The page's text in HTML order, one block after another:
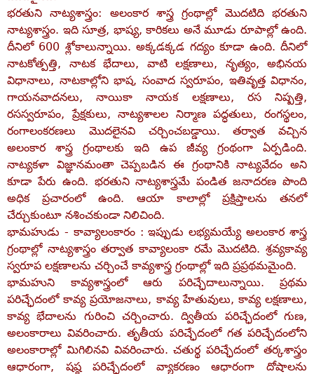
భరతుని నాట్యశాస్త్రం: అలంకార శాస్త్ర గ్రంథాల్లో మొదటిది భరతుని
నాట్యశాస్త్రం. ఇది సూత్ర, భాష్య, కారికలు అనే మూడు రూపాల్లో ఉంది.
దీనిలో 600 శ్లోకాలున్నాయి. అక్కడక్కడ గద్యం కూడా ఉంది. దీనిలో
నాటకోత్పత్తి, నాటక భేదాలు, వాటి లక్షణాలు, నృత్యం, అభినయ
విధానాలు, నాటకాల్లోని భాష, సంవాద స్వరూపం, ఇతివృత్త విధానం,
గాయనవాదనలు, నాయికా నాయక లక్షణాలు, రస నిష్పత్తి,
రసస్వరూపం, ప్రేక్షకులు, నాట్యశాలల నిర్మాణ పద్ధతులు, రంగస్థలం,
రంగాలంకరణలు మొదలైనవి చర్చించబడ్డాయి. తర్వాత వచ్చిన
అలంకార శాస్త్ర గ్రంథాలకు ఇది ఉప జీవ్య గ్రంథంగా ఏర్పడింది.
నాట్యకళా విజ్ఞానమంతా చెప్పబడిన ఈ గ్రంథానికి నాట్యవేదం అని
కూడా పేరు ఉంది. భరతుని నాట్యశాస్త్రమే పండిత జనాదరణ పొంది
అధిక ప్రచారంలో ఉంది. ఆయా కాలాల్లో ప్రక్షిప్తాలను తనలో
చేర్చుకుంటూ నశించకుండా నిలిచింది.
భామహుడు - కావ్యాలంకారం : ఇప్పుడు లభ్యమయ్యే అలంకార శాస్త్ర
గ్రంథాల్లో నాట్యశాస్త్రం తర్వాత కావ్యాలంకా రమే మొదటిది. శ్రవ్యకావ్య
స్వరూప లక్షణాలను చర్చించే కావ్యశాస్త్ర గ్రంథాల్లో ఇది ప్రప్రథమమైంది.
భామహుని కావ్యశాస్త్రంలో ఆరు పరిచ్ఛేదాలున్నాయి. ప్రథమ
పరిచ్ఛేదంలో కావ్య ప్రయోజనాలు, కావ్య హేతువులు, కావ్య లక్షణాలు,
కావ్య భేదాలను గురించి చర్చించారు. ద్వితీయ పరిచ్ఛేదంలో గుణ,
అలంకారాలు వివరించారు. తృతీయ పరిచ్ఛేదంలో గత పరిచ్ఛేదంలోని
అలంకారాల్లో మిగిలినవి వివరించారు. చతుర్థ పరిచ్ఛేదంలో తర్కశాస్త్రం
ఆధారంగా, షష్ఠ పరిచ్ఛేదంలో వ్యాకరణం ఆధారంగా దోషాలను